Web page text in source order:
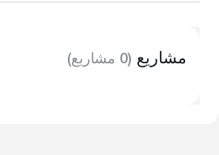
مشاريع (0 مشاريع)